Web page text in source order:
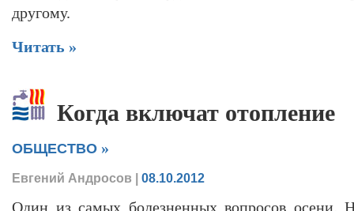
другому.
Читать »
Когда включат отопление
ОБЩЕСТВО »
Евгений Андросов | 08.10.2012
Один из самых болезненных вопросов осени.